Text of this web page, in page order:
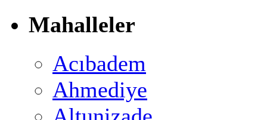
Mahalleler
Acıbadem
Ahmediye